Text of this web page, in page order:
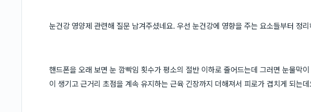
눈건강 영양제 관련해 질문 남겨주셨네요. 우선 눈건강에 영향을 주는 요소들부터 정
핸드폰을 오래 보면 눈 깜빡임 횟수가 평소의 절반 이하로 줄어드는데 그러면 눈물막
이 생기고 근거리 초점을 계속 유지하는 근육 긴장까지 더해져서 피로가 겹치게 되는데